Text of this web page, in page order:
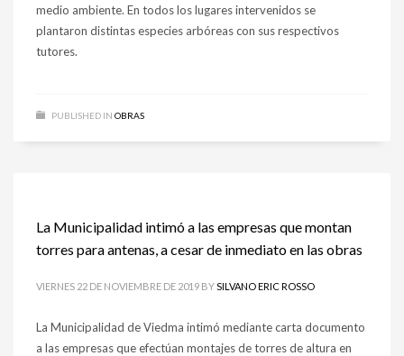
medio ambiente. En todos los lugares intervenidos se
plantaron distintas especies arbóreas con sus respectivos
tutores.
PUBLISHED IN OBRAS
La Municipalidad intimó a las empresas que montan
torres para antenas, a cesar de inmediato en las obras
VIERNES 22 DE NOVIEMBRE DE 2019 BYSILVANO ERIC ROSSO
La Municipalidad de Viedma intimó mediante carta documento
a las empresas que efectúan montajes de torres de altura en